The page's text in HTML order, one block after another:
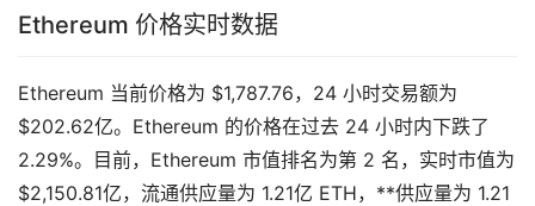
Ethereum 价格实时数据
Ethereum 当前价格为 $1,787.76，24 小时交易额为
$202.62亿。Ethereum 的价格在过去 24 小时内下跌了
2.29%。目前，Ethereum 市值排名为第 2 名，实时市值为
$2,150.81亿，流通供应量为 1.21亿 ETH，**供应量为 1.21